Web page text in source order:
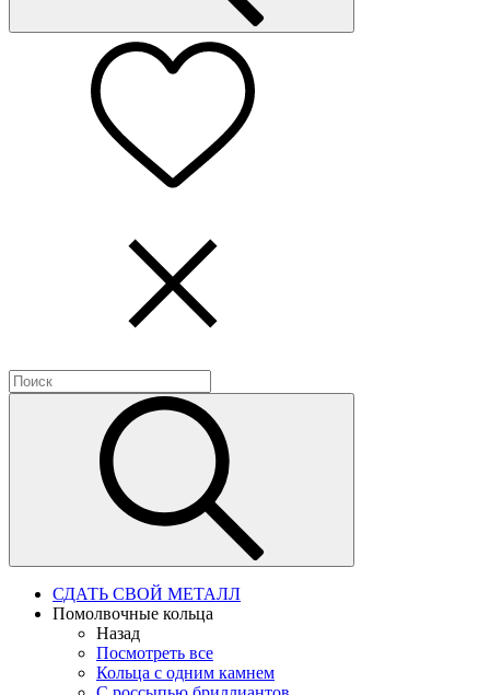
СДАТЬ СВОЙ МЕТАЛЛ
Помолвочные кольца
Назад
Посмотреть все
Кольца с одним камнем